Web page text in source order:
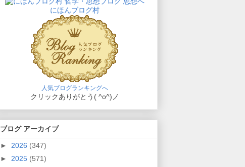
にほんブログ村
人気ブログランキングへ
クリックありがとう( ^o^)ノ
ブログ アーカイブ
► 2026 (347)
► 2025 (571)